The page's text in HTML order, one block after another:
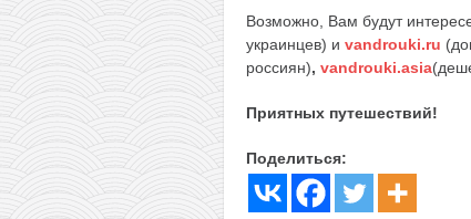
Возможно, Вам будут
украинцев) и vandrouki.ru
россиян), vandrouki.asia
Приятных путешествий!
Поделиться: